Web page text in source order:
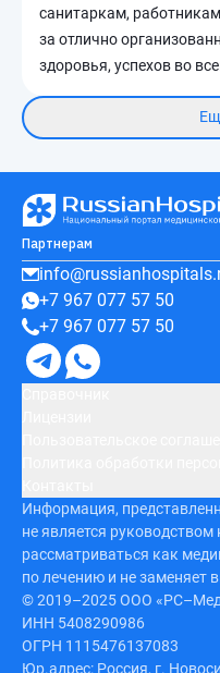
санитаркам,
за отлично
здоровья, успехов во
Партнерам
+7 967 077 57 50
+7 967 077 57 50
Информация,
не является
рассматриваться как
по лечению и не заменяет
© 2019–2025 ООО
ИНН 5408290986
ОГРН 1115476137083
Юр.адрес: Россия, г.